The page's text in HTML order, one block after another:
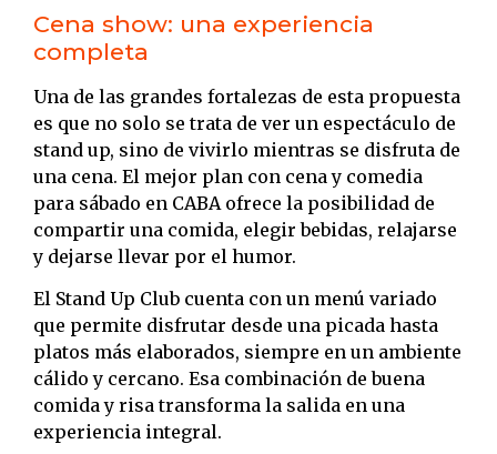
Cena show: una experiencia
completa
Una de las grandes fortalezas de esta propuesta
es que no solo se trata de ver un espectáculo de
stand up, sino de vivirlo mientras se disfruta de
una cena. El mejor plan con cena y comedia
para sábado en CABA ofrece la posibilidad de
compartir una comida, elegir bebidas, relajarse
y dejarse llevar por el humor.
El Stand Up Club cuenta con un menú variado
que permite disfrutar desde una picada hasta
platos más elaborados, siempre en un ambiente
cálido y cercano. Esa combinación de buena
comida y risa transforma la salida en una
experiencia integral.